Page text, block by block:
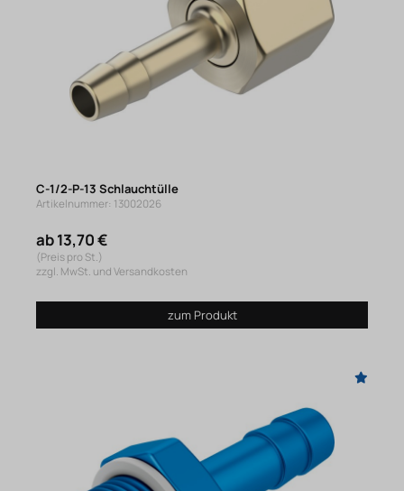
C-1/2-P-13 Schlauchtülle
Artikelnummer: 13002026
ab 13,70 €
(Preis pro St.)
zzgl. MwSt. und Versandkosten
zum Produkt